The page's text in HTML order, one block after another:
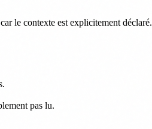
le contexte est explicitement déclaré.
pas lu.